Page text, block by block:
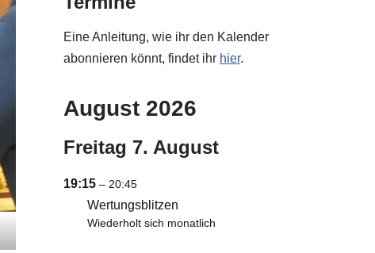
Eine Anleitung, wie ihr den Kalender
abonnieren könnt, findet ihr hier.
August 2026
Freitag 7. August
19:15 – 20:45
Wertungsblitzen
Wiederholt sich monatlich